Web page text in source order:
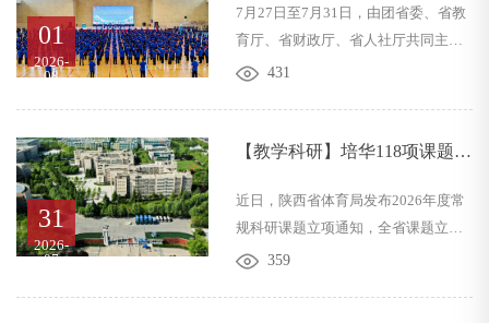
全方位搭建实习实训、人才共育、就
业输送平台，持续拓宽毕业生跨区域
高质量就业渠道。以产教融合之深，
院、医学院、会计与金融学院、...
01
2026-
08
7月27日至7月31日，由团省委、省教
育厅、省财政厅、省人社厅共同主办
的2026年陕西省大学生志愿服务西部
培华学院举行。团省委副书记吴斯
委二级巡视员王军民、省教育团工委
书记王继霞、省财政厅行政处副处长
丁睿、西安培华学院党委书记刘锋、
431
31
2026-
07
【教学科研】培华118项课题获
科研课题
近日，陕西省体育局发布2026年度常
规科研课题立项通知，全省课题立项
评审工作圆满落幕。培华科研工作再
359